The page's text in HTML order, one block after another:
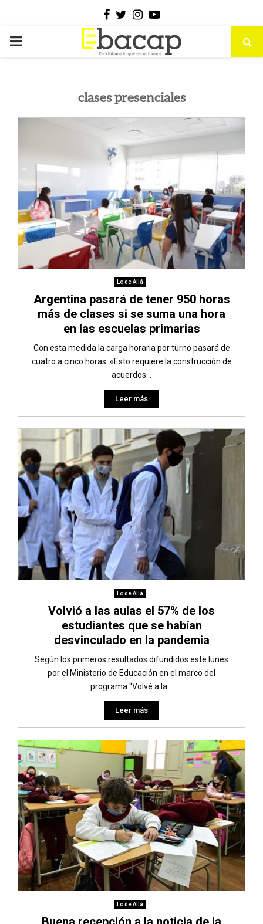
Facebook
Twitter
Instagram
Youtube
PRIMARY
clases presenciales
Lo de Allá
Argentina pasará de tener 950 horas
más de clases si se suma una hora
en las escuelas primarias
Con esta medida la carga horaria por turno pasará de
cuatro a cinco horas. «Esto requiere la construcción de
acuerdos...
Leer más
Lo de Allá
Volvió a las aulas el 57% de los
estudiantes que se habían
desvinculado en la pandemia
Según los primeros resultados difundidos este lunes
por el Ministerio de Educación en el marco del
programa “Volvé a la...
Leer más
Lo de Allá